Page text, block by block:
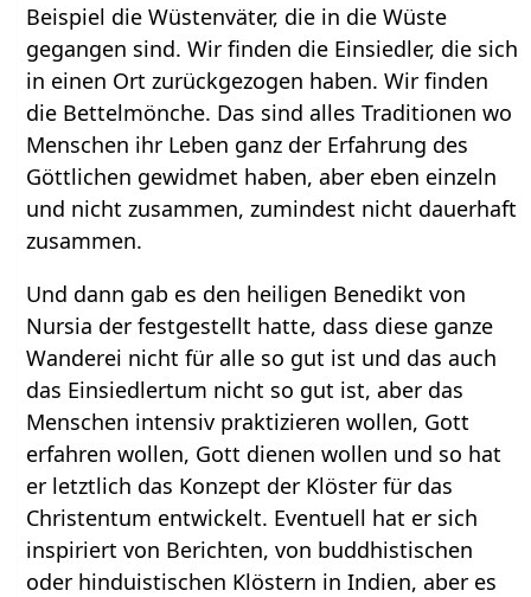
Beispiel die Wüstenväter, die in die Wüste
gegangen sind. Wir finden die Einsiedler, die sich
in einen Ort zurückgezogen haben. Wir finden
die Bettelmönche. Das sind alles Traditionen wo
Menschen ihr Leben ganz der Erfahrung des
Göttlichen gewidmet haben, aber eben einzeln
und nicht zusammen, zumindest nicht dauerhaft
zusammen.
Und dann gab es den heiligen Benedikt von
Nursia der festgestellt hatte, dass diese ganze
Wanderei nicht für alle so gut ist und das auch
das Einsiedlertum nicht so gut ist, aber das
Menschen intensiv praktizieren wollen, Gott
erfahren wollen, Gott dienen wollen und so hat
er letztlich das Konzept der Klöster für das
Christentum entwickelt. Eventuell hat er sich
inspiriert von Berichten, von buddhistischen
oder hinduistischen Klöstern in Indien, aber es